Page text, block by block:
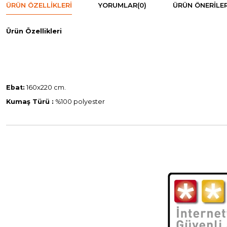
ÜRÜN ÖZELLIKLERI YORUMLAR(0) ÜRÜN
Ürün Özellikleri
Ebat: 160x220 cm.
Kumaş Türü : %100 polyester